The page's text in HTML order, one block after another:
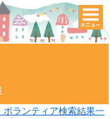
ボランティア検索結果一